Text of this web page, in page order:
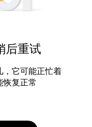
后重试
，它可能正忙着
恢复正常